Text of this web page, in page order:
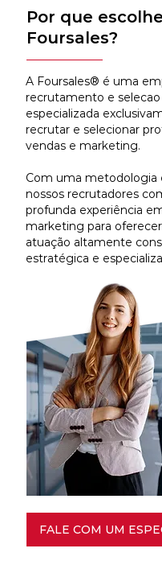
Por que
Foursales?
A Foursales® é uma
recrutamento e selecao
especializada
recrutar e selecionar
vendas e marketing.
Com uma metodologia
nossos recrutadores
profunda experiência
marketing para
atuação altamente
estratégica e
FALE COM UM